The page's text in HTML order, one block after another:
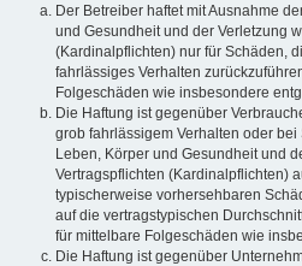
Der Betreiber haftet mit Ausnahme
und Gesundheit und der Verletzung
(Kardinalpflichten) nur für Schäden,
fahrlässiges Verhalten
Folgeschäden wie insbesondere
Die Haftung ist gegenüber
grob fahrlässigem Verhalten oder
Leben, Körper und Gesundheit und
Vertragspflichten (Kardinalpflichten)
typischerweise vorhersehbaren
auf die vertragstypischen
für mittelbare Folgeschäden wie
Die Haftung ist gegenüber